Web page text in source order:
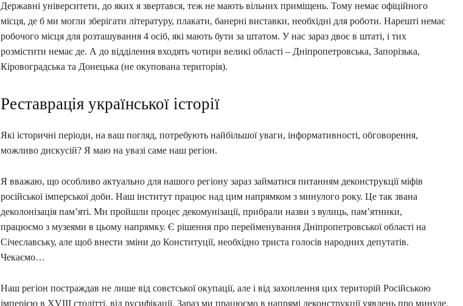
Державні університети, до яких я звертався, теж не мають вільних приміщень. Тому немає офіційного
місця, де б ми могли зберігати літературу, плакати, банерні виставки, необхідні для роботи. Нарешті немає
робочого місця для розташування 4 осіб, які мають бути за штатом. У нас зараз двоє в штаті, і тих
розмістити немає де. А до відділення входять чотири великі області – Дніпропетровська, Запорізька,
Кіровоградська та Донецька (не окупована територія).
Реставрація української історії
Які історичні періоди, на ваш погляд, потребують найбільшої уваги, інформативності, обговорення,
можливо дискусій? Я маю на увазі саме наш регіон.
Я вважаю, що особливо актуально для нашого регіону зараз займатися питанням деконструкції міфів
російської імперської доби. Наш інститут працює над цим напрямком з минулого року. Це так звана
деколонізація пам’яті. Ми пройшли процес декомунізації, прибрали назви з вулиць, пам’ятники,
працюємо з музеями в цьому напрямку. Є рішення про перейменування Дніпропетровської області на
Січеславську, але щоб внести зміни до Конституції, необхідно триста голосів народних депутатів.
Чекаємо…
Наш регіон постраждав не лише від совєтської окупації, але і від захоплення цих територій Російською
імперією в XVIII столітті, від русифікації. Зараз ми працюємо в напрямі деконструкції уявлень про минуле,